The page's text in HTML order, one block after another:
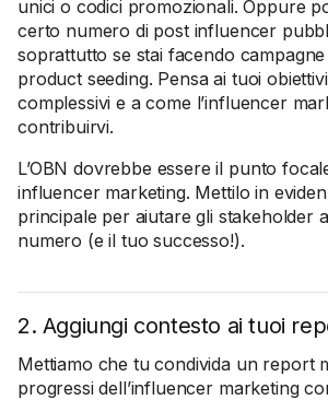
unici o codici promozionali. Oppure
certo numero di post influencer
soprattutto se stai facendo campagne
product seeding. Pensa ai tuoi
complessivi e a come l’influencer
contribuirvi.
L’OBN dovrebbe essere il punto
influencer marketing. Mettilo in
principale per aiutare gli stakeholder
numero (e il tuo successo!).
2. Aggiungi contesto ai tuoi
Mettiamo che tu condivida un report
progressi dell’influencer marketing